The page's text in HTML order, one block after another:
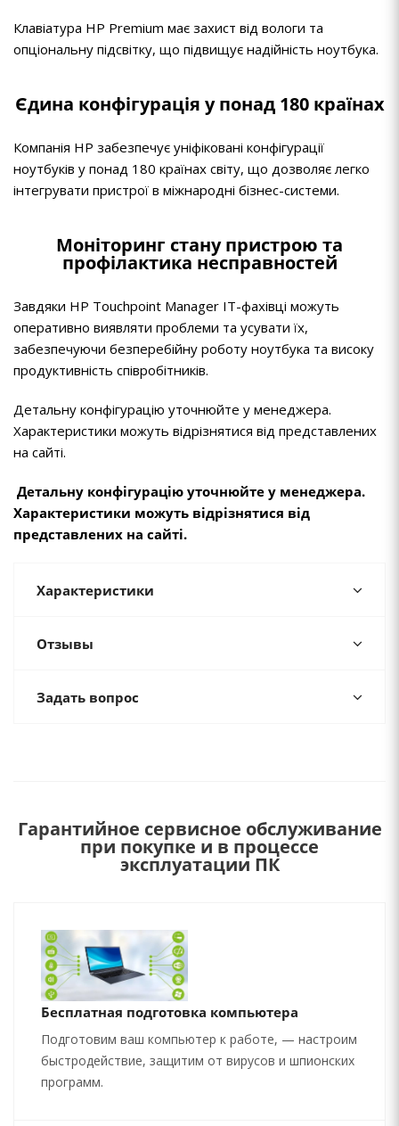
Клавіатура HP Premium має захист від вологи та
опціональну підсвітку, що підвищує надійність ноутбука.
Єдина конфігурація у понад 180 країнах
Компанія HP забезпечує уніфіковані конфігурації
ноутбуків у понад 180 країнах світу, що дозволяє легко
інтегрувати пристрої в міжнародні бізнес-системи.
Моніторинг стану пристрою та
профілактика несправностей
Завдяки HP Touchpoint Manager ІТ-фахівці можуть
оперативно виявляти проблеми та усувати їх,
забезпечуючи безперебійну роботу ноутбука та високу
продуктивність співробітників.
Детальну конфігурацію уточнюйте у менеджера.
Характеристики можуть відрізнятися від представлених
на сайті.
Детальну конфігурацію уточнюйте у менеджера.
Характеристики можуть відрізнятися від
представлених на сайті.
Характеристики
Отзывы
Задать вопрос
Гарантийное сервисное обслуживание
при покупке и в процессе
эксплуатации ПК
Бесплатная подготовка компьютера
Подготовим ваш компьютер к работе, — настроим
быстродействие, защитим от вирусов и шпионских
программ.